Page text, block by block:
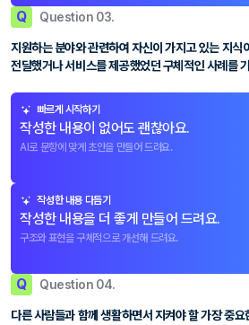
Q Question 03.
지원하는 분야와 관련하여 자신이 가지고 있는 지식
전달했거나 서비스를 제공했었던 구체적인 사례를
빠르게 시작하기
작성한 내용이 없어도 괜찮아요.
AI로 문항에 맞게 초안을 만들어 드려요.
작성한 내용 다듬기
작성한 내용을 더 좋게 만들어 드려요.
구조와 표현을 구체적으로 개선해 드려요.
Q Question 04.
다른 사람들과 함께 생활하면서 지켜야 할 가장 중요